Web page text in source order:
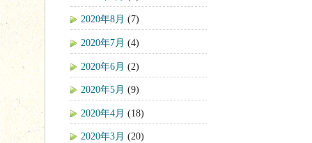
2020年8月 (7)
2020年7月 (4)
2020年6月 (2)
2020年5月 (9)
2020年4月 (18)
2020年3月 (20)